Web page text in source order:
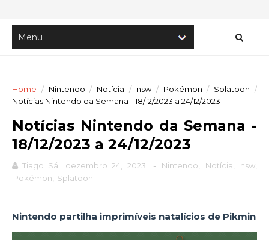
Home / Nintendo / Notícia / nsw / Pokémon / Splatoon /
Notícias Nintendo da Semana - 18/12/2023 a 24/12/2023
Notícias Nintendo da Semana -
18/12/2023 a 24/12/2023
Tiago Sá dezembro 24, 2023 - Nintendo Notícia nsw
Pokémon
Splatoon
Nintendo partilha imprimíveis natalícios de Pikmin